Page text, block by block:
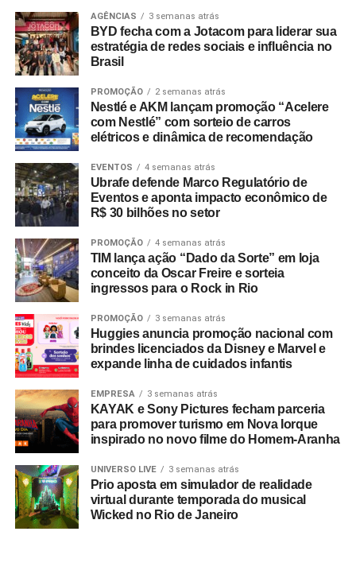
AGÊNCIAS 3 semanas atrás
BYD fecha com a Jotacom para liderar sua
estratégia de redes sociais e influência no
Brasil
PROMOÇÃO 2 semanas atrás
Nestlé e AKM lançam promoção “Acelere
com Nestlé” com sorteio de carros
elétricos e dinâmica de recomendação
EVENTOS 4 semanas atrás
Ubrafe defende Marco Regulatório de
Eventos e aponta impacto econômico de
R$ 30 bilhões no setor
PROMOÇÃO 4 semanas atrás
TIM lança ação “Dado da Sorte” em loja
conceito da Oscar Freire e sorteia
ingressos para o Rock in Rio
PROMOÇÃO 3 semanas atrás
Huggies anuncia promoção nacional com
brindes licenciados da Disney e Marvel e
expande linha de cuidados infantis
EMPRESA 3 semanas atrás
KAYAK e Sony Pictures fecham parceria
para promover turismo em Nova Iorque
inspirado no novo filme do Homem-Aranha
UNIVERSO LIVE 3 semanas atrás
Prio aposta em simulador de realidade
virtual durante temporada do musical
Wicked no Rio de Janeiro